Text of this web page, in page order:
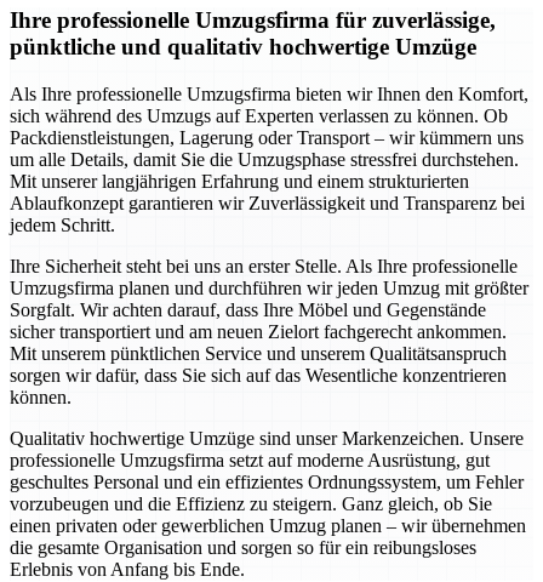
Ihre professionelle Umzugsfirma für zuverlässige,
pünktliche und qualitativ hochwertige Umzüge
Als Ihre professionelle Umzugsfirma bieten wir Ihnen den Komfort,
sich während des Umzugs auf Experten verlassen zu können. Ob
Packdienstleistungen, Lagerung oder Transport – wir kümmern uns
um alle Details, damit Sie die Umzugsphase stressfrei durchstehen.
Mit unserer langjährigen Erfahrung und einem strukturierten
Ablaufkonzept garantieren wir Zuverlässigkeit und Transparenz bei
jedem Schritt.
Ihre Sicherheit steht bei uns an erster Stelle. Als Ihre professionelle
Umzugsfirma planen und durchführen wir jeden Umzug mit größter
Sorgfalt. Wir achten darauf, dass Ihre Möbel und Gegenstände
sicher transportiert und am neuen Zielort fachgerecht ankommen.
Mit unserem pünktlichen Service und unserem Qualitätsanspruch
sorgen wir dafür, dass Sie sich auf das Wesentliche konzentrieren
können.
Qualitativ hochwertige Umzüge sind unser Markenzeichen. Unsere
professionelle Umzugsfirma setzt auf moderne Ausrüstung, gut
geschultes Personal und ein effizientes Ordnungssystem, um Fehler
vorzubeugen und die Effizienz zu steigern. Ganz gleich, ob Sie
einen privaten oder gewerblichen Umzug planen – wir übernehmen
die gesamte Organisation und sorgen so für ein reibungsloses
Erlebnis von Anfang bis Ende.